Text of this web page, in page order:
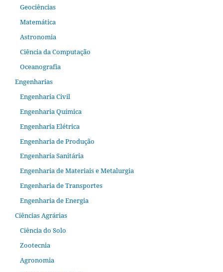
Geociências
Matemática
Astronomia
Ciência da Computação
Oceanografia
Engenharias
Engenharia Civil
Engenharia Química
Engenharia Elétrica
Engenharia de Produção
Engenharia Sanitária
Engenharia de Materiais e Metalurgia
Engenharia de Transportes
Engenharia de Energia
Ciências Agrárias
Ciência do Solo
Zootecnia
Agronomia